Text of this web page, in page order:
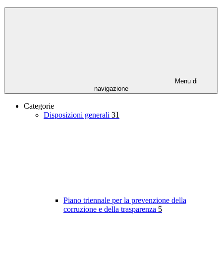
Menu di
navigazione
Categorie
Disposizioni generali 31
Piano triennale per la prevenzione della
corruzione e della trasparenza 5